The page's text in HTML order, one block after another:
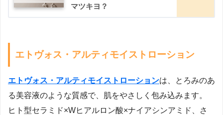
マツキヨ？
エトヴォス・アルティモイストローション
エトヴォス・アルティモイストローションは、とろみのあ
る美容液のような質感で、肌をやさしく包み込みます。
ヒト型セラミド×Wヒアルロン酸×ナイアシンアミド、さ